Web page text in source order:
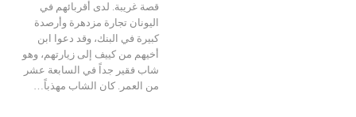
قصة غريبة. لدى أقربائهم في
اليونان تجارة مزدهرة وأرصدة
كبيرة في البنك، وقد دعوا ابن
أخيهم من كييف إلى زيارتهم، وهو
شاب فقير جداً في السابعة عشر
من العمر. كان الشاب مهذباً…